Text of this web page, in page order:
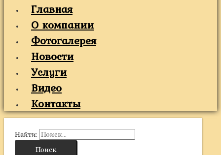
Главная
О компании
Фотогалерея
Новости
Услуги
Видео
Контакты
Найти: